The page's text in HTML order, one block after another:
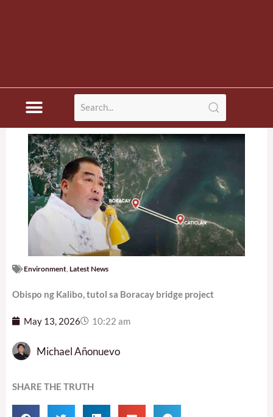
Environment Latest News
Obispo ng Kalibo, tutol sa Boracay bridge project
May 13, 2026 10:22 am
Michael Añonuevo
SHARE THE TRUTH